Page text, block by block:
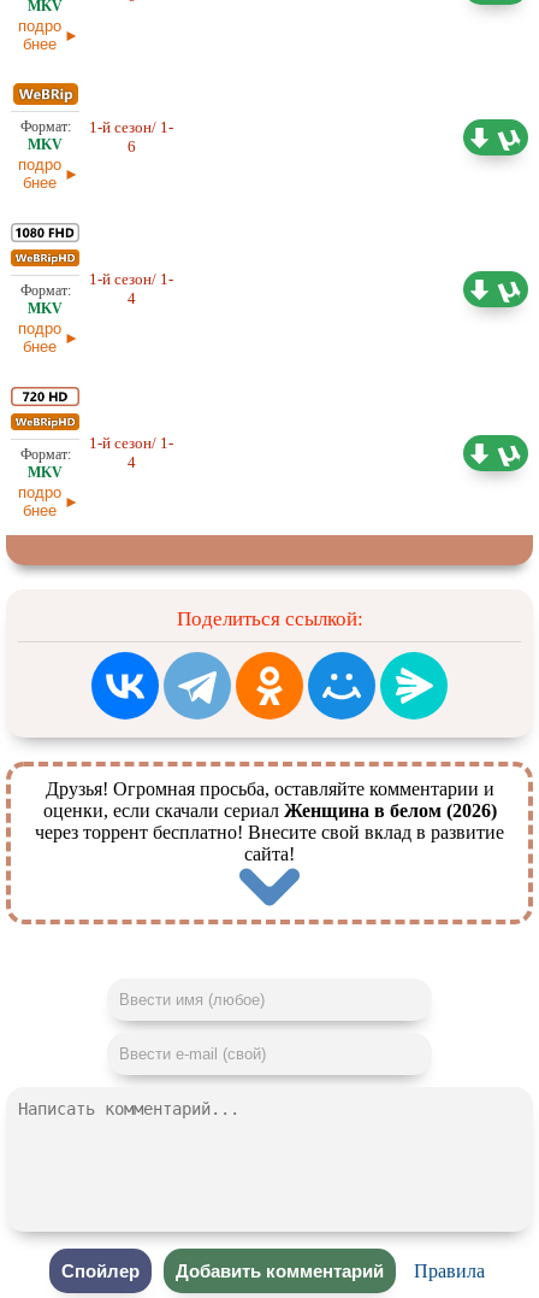
подро
бнее
подро
бнее
1-й сезон/ 1-
6
подро
бнее
1-й сезон/ 1-
4
подро
бнее
1-й сезон/ 1-
4
Поделиться ссылкой:
Друзья! Огромная просьба, оставляйте комментарии и
оценки, если скачали сериал Женщина в белом (2026)
через торрент бесплатно! Внесите свой вклад в развитие
сайта!
Правила